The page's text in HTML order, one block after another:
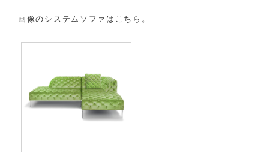
画像のシステムソファはこちら。